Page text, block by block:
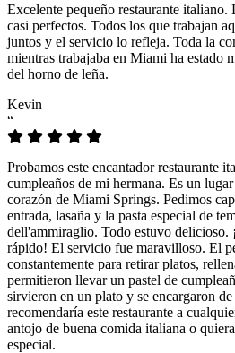
Excelente pequeño restaurante italiano.
casi perfectos. Todos los que trabajan
juntos y el servicio lo refleja. Toda la
mientras trabajaba en Miami ha estado
del horno de leña.
Kevin
“
Probamos este encantador restaurante
cumpleaños de mi hermana. Es un
corazón de Miami Springs. Pedimos
entrada, lasaña y la pasta especial de
dell'ammiraglio. Todo estuvo delicioso.
rápido! El servicio fue maravilloso. El
constantemente para retirar platos,
permitieron llevar un pastel de
sirvieron en un plato y se encargaron
recomendaría este restaurante a
antojo de buena comida italiana o
especial.